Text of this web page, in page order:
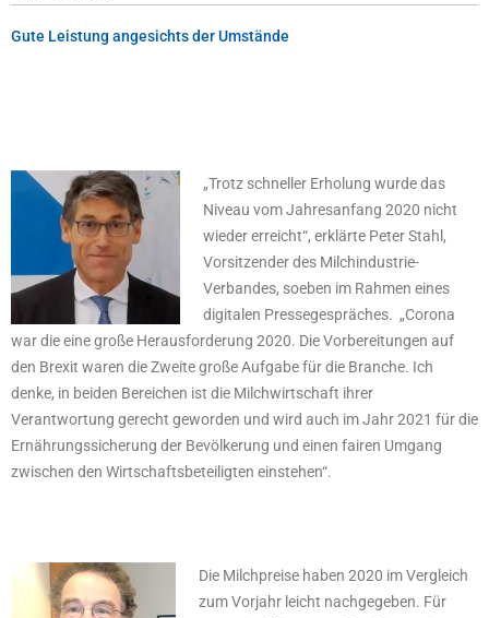
Gute Leistung angesichts der Umstände
„Trotz schneller Erholung wurde das
Niveau vom Jahresanfang 2020 nicht
wieder erreicht“, erklärte Peter Stahl,
Vorsitzender des Milchindustrie-
Verbandes, soeben im Rahmen eines
digitalen Pressegespräches. „Corona
war die eine große Herausforderung 2020. Die Vorbereitungen auf
den Brexit waren die Zweite große Aufgabe für die Branche. Ich
denke, in beiden Bereichen ist die Milchwirtschaft ihrer
Verantwortung gerecht geworden und wird auch im Jahr 2021 für die
Ernährungssicherung der Bevölkerung und einen fairen Umgang
zwischen den Wirtschaftsbeteiligten einstehen“.
Die Milchpreise haben 2020 im Vergleich
zum Vorjahr leicht nachgegeben. Für